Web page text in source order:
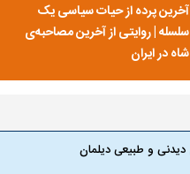
آخرین پرده از حیات سیاسی یک
سلسله | روایتی از آخرین مصاحبه‌ی
شاه در ایران
و طبیعی دیلمان